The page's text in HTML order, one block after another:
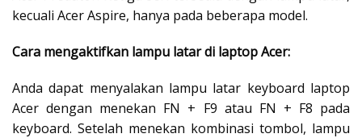
kecuali Acer Aspire, hanya pada beberapa model.
Cara mengaktifkan lampu latar di laptop Acer:
Anda dapat menyalakan lampu latar keyboard laptop
Acer dengan menekan FN + F9 atau FN + F8 pada
keyboard. Setelah menekan kombinasi tombol, lampu